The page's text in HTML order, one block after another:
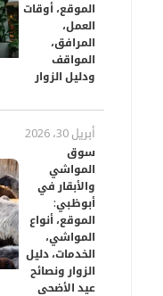
الموقع، أوقات
العمل،
المرافق،
المواقف
ودليل الزوار
سوق
المواشي
والأبقار في
أبوظبي:
الموقع، أنواع
المواشي،
الخدمات، دليل
الزوار ونصائح
عيد الأضحى
أبريل 30، 2026